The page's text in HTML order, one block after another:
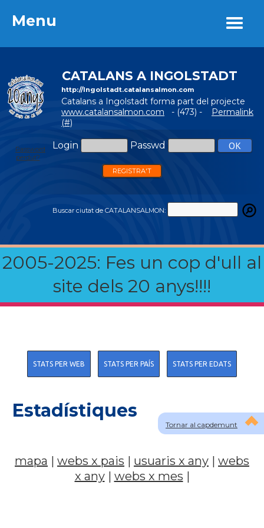
Menu
CATALANS A INGOLSTADT
http://Ingolstadt.catalansalmon.com
Catalans a Ingolstadt forma part del projecte
www.catalansalmon.com - (473) - Permalink
(#)
Login Passwd
Password
perdut?
REGISTRA'T
Buscar ciutat de CATALANSALMON:
2005-2025: Fes un cop d'ull al
site dels 20 anys!!!!
Menu
Tornar al capdemunt
STATS PER WEB STATS PER PAÍS STATS PER EDATS
Estadístiques
mapa | webs x pais | usuaris x any | webs
x any| webs x mes |